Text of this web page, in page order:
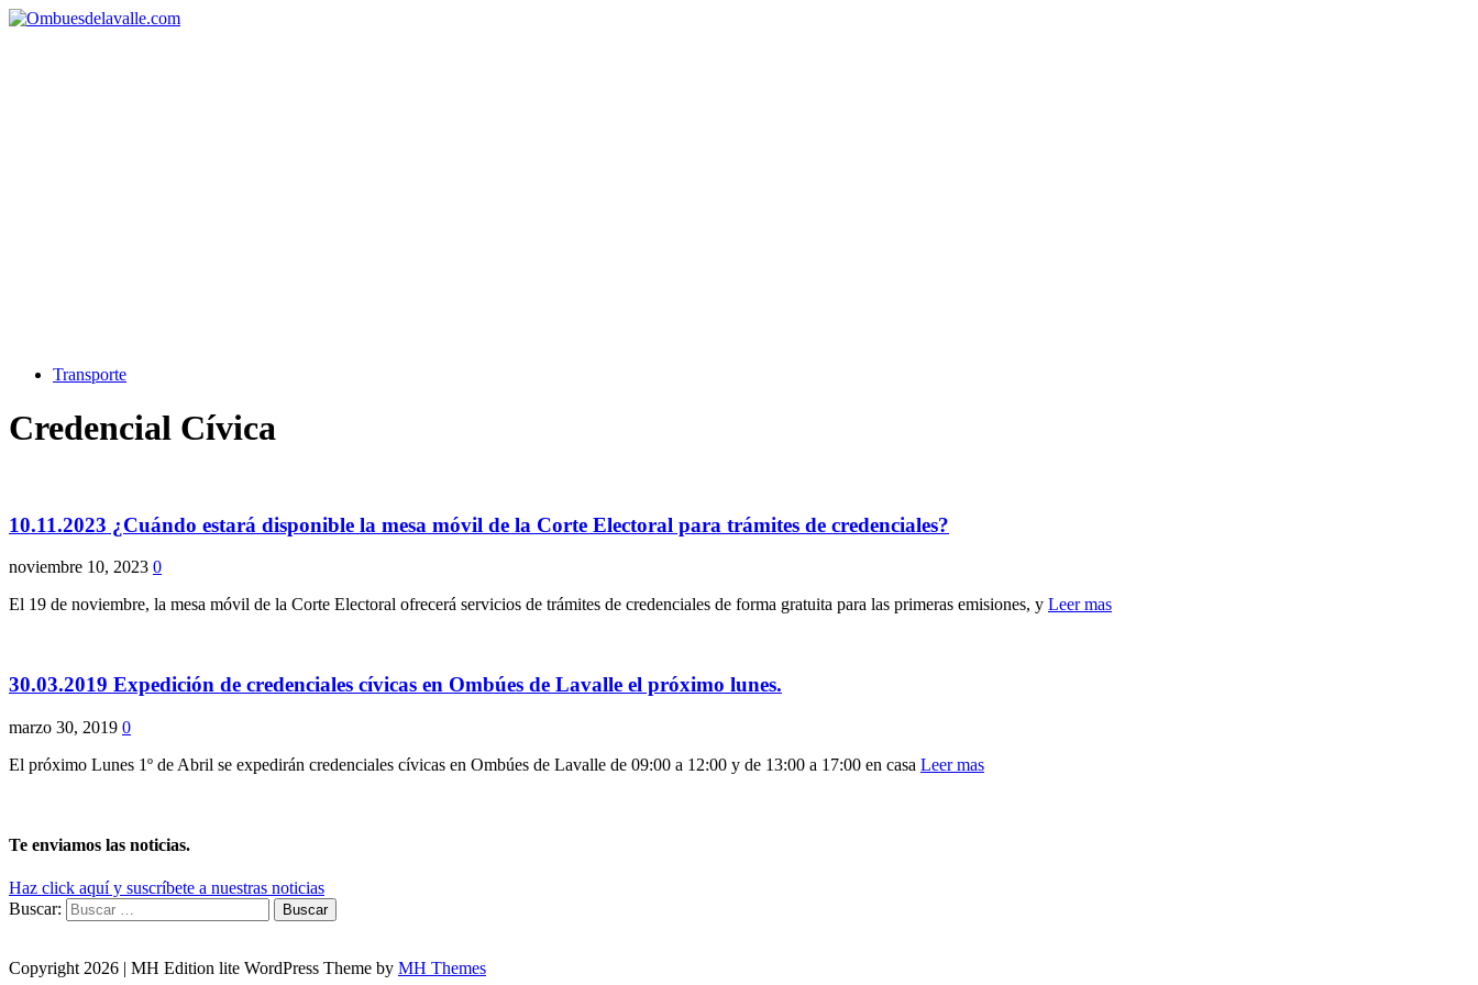
Transporte
Credencial Cívica
10.11.2023 ¿Cuándo estará disponible la mesa móvil de la Corte Electoral para trámites de credenciales?
noviembre 10, 2023 0
El 19 de noviembre, la mesa móvil de la Corte Electoral ofrecerá servicios de trámites de credenciales de forma gratuita para las primeras emisiones, y Leer mas
30.03.2019 Expedición de credenciales cívicas en Ombúes de Lavalle el próximo lunes.
marzo 30, 2019 0
El próximo Lunes 1º de Abril se expedirán credenciales cívicas en Ombúes de Lavalle de 09:00 a 12:00 y de 13:00 a 17:00 en casa Leer mas
Te enviamos las noticias.
Haz click aquí y suscríbete a nuestras noticias
Buscar:
Copyright 2026 | MH Edition lite WordPress Theme by MH Themes